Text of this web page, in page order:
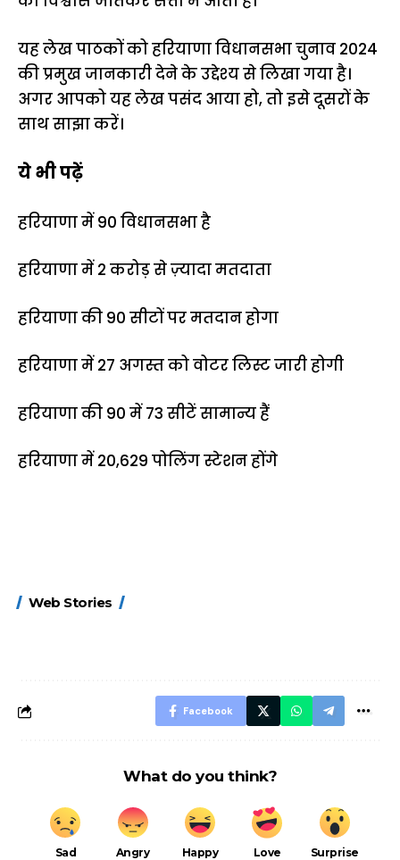
यह लेख पाठकों को हरियाणा विधानसभा चुनाव 2024
की प्रमुख जानकारी देने के उद्देश्य से लिखा गया है।
अगर आपको यह लेख पसंद आया हो, तो इसे दूसरों के
साथ साझा करें।
ये भी पढ़ें
हरियाणा में 90 विधानसभा है
हरियाणा में 2 करोड़ से ज़्यादा मतदाता
हरियाणा की 90 सीटों पर मतदान होगा
हरियाणा में 27 अगस्त को वोटर लिस्ट जारी होगी
हरियाणा की 90 में 73 सीटें सामान्य हैं
हरियाणा में 20,629 पोलिंग स्टेशन होंगे
Web Stories
FASTag के ये नए
Facebook
What do you think?
Sad Angry Happy Love Surprise